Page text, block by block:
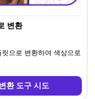
변환
으로 변환하여 색상으로
환 도구 시도